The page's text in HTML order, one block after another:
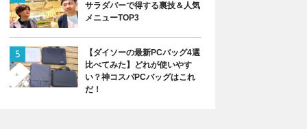
サラダバーで得する裏技＆人気
メニューTOP3
【ダイソーの最新PCバッグ4選
比べてみた】どれが使いやす
い？神コスパPCバッグはこれ
だ！